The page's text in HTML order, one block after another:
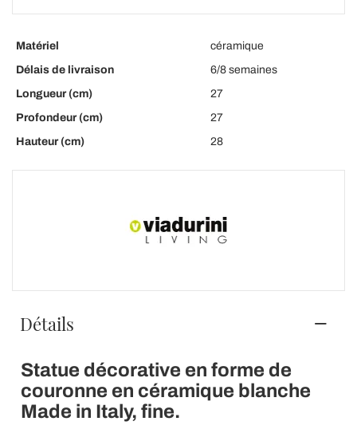
Matériel
céramique
Délais de livraison
6/8 semaines
Longueur (cm)
27
Profondeur (cm)
27
Hauteur (cm)
28
Détails
Statue décorative en forme de
couronne en céramique blanche
Made in Italy, fine.